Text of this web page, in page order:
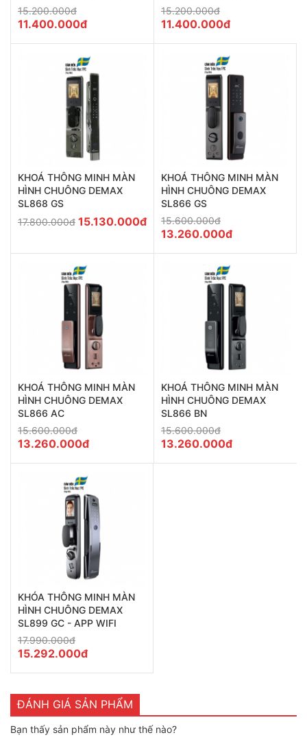
15.200.000đ
11.400.000đ
15.200.000đ
11.400.000đ
KHOÁ THÔNG MINH MÀN
HÌNH CHUÔNG DEMAX
SL868 GS
17.800.000đ 15.130.000đ
KHOÁ THÔNG MINH MÀN
HÌNH CHUÔNG DEMAX
SL866 GS
15.600.000đ
13.260.000đ
KHOÁ THÔNG MINH MÀN
HÌNH CHUÔNG DEMAX
SL866 AC
15.600.000đ
13.260.000đ
KHOÁ THÔNG MINH MÀN
HÌNH CHUÔNG DEMAX
SL866 BN
15.600.000đ
13.260.000đ
KHÓA THÔNG MINH MÀN
HÌNH CHUÔNG DEMAX
SL899 GC - APP WIFI
17.990.000đ
15.292.000đ
ĐÁNH GIÁ SẢN PHẨM
Bạn thấy sản phẩm này như thế nào?